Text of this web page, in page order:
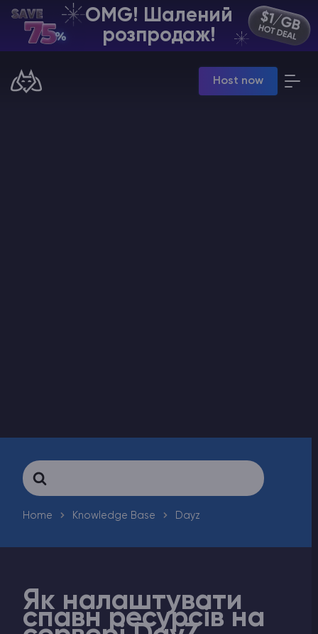
OMG! Шалений
розпродаж!
Host now
UA | USD
Manage your servers & payments
Search
For
Home Knowledge Base Dayz
Як налаштувати
спавн ресурсів на